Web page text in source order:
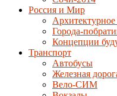
Россия и Мир
Города-
Концепции
Транспорт
Автобусы
Железная
Вело-СИМ